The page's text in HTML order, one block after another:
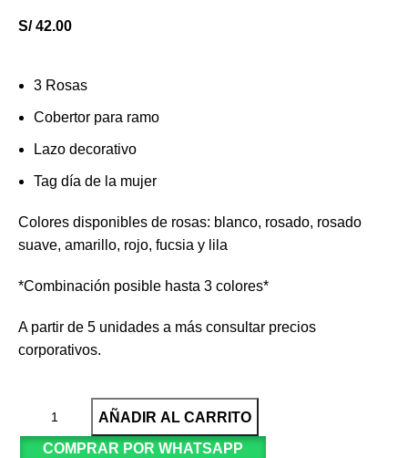
S/42.00
3 Rosas
Cobertor para ramo
Lazo decorativo
Tag día de la mujer
Colores disponibles de rosas: blanco, rosado, rosado
suave, amarillo, rojo, fucsia y lila
*Combinación posible hasta 3 colores*
A partir de 5 unidades a más consultar precios
corporativos.
AÑADIR AL CARRITO
COMPRAR POR WHATSAPP